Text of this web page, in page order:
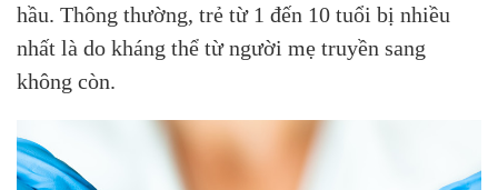
hầu. Thông thường, trẻ từ 1 đến 10 tuổi bị nhiều
nhất là do kháng thể từ người mẹ truyền sang
không còn.